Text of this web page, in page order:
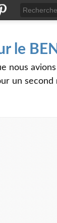
le
nous
un second